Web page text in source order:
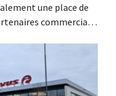
une place de
commerciaux
en ligne spécialisée
compagnie souhaite
à d’autres pays.